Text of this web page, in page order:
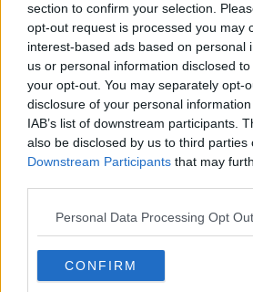
section to confirm your selection.
opt-out request is processed you may
interest-based ads based on personal
us or personal information disclosed
your opt-out. You may separately opt-
disclosure of your personal
IAB’s list of downstream participants.
also be disclosed by us to third parties
Downstream Participants that may
Personal Data Processing Opt
CONFIRM
LIVORNO —Un uomo di 49 anni è stato
ferroviaria. Su di lui pendeva una
emessa l'11 Maggio dal Tribunale di
patrimonio.
L'uomo non risultava più vivere in casa
irreperibile ma è stato individuato e
ferroviaria vicino alla stazione di Livorno.
Dopo gli accertamenti presso gli uffici
condotto presso il carcere di Livorno.